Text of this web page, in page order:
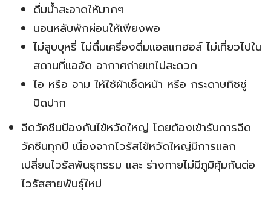
ดื่มน้ำสะอาดให้มากๆ
นอนหลับพักผ่อนให้เพียงพอ
ไม่สูบบุหรี่ ไม่ดื่มเครื่องดื่มแอลแกฮอล์ ไม่เที่ยวไปใน
สถานที่แออัด อากาศถ่ายเทไม่สะดวก
ไอ หรือ จาม ให้ใช้ผ้าเช็ดหน้า หรือ กระดาษทิชชู่
ปิดปาก
ฉีดวัคซีนป้องกันไข้หวัดใหญ่ โดยต้องเข้ารับการฉีด
วัคซีนทุกปี เนื่องจากไวรัสไข้หวัดใหญ่มีการแลก
เปลี่ยนไวรัสพันธุกรรม และ ร่างกายไม่มีภูมิคุ้มกันต่อ
ไวรัสสายพันธุ์ใหม่